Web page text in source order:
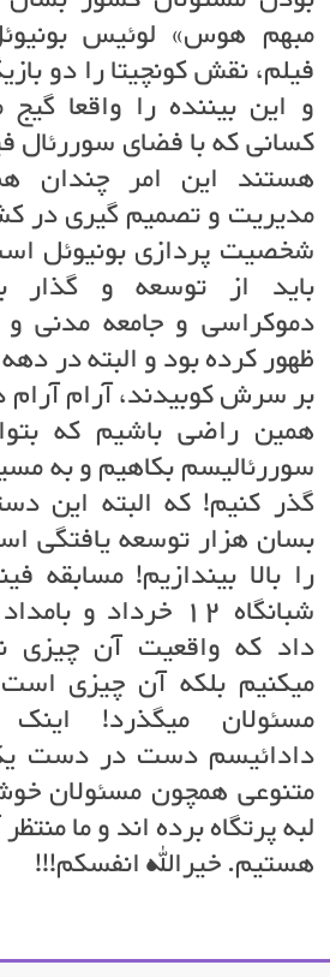
مبهم هوس» لوئیس
فیلم، نقش کونچیتا را دو
و این بیننده را واقعا
کسانی که با فضای سوررئال
هستند این امر چندان
مدیریت و تصمیم گیری در
شخصیت پردازی بونیوئل
باید از توسعه و گذار
ظهور کرده بود و البته در
بر سرش کوبیدند، آرام
همین راضی باشیم که
سوررئالیسم بکاهیم و به
گذر کنیم! که البته این
بسان هزار توسعه یافتگی
را بالا بیندازیم! مسابقه
داد که واقعیت آن
میکنیم بلکه آن چیزی
مسئولان میگذرد!
دادائیسم دست در دست
متنوعی همچون مسئولان
لبه پرتگاه برده اند و ما
هستیم. خیرالله انفسکم!!!